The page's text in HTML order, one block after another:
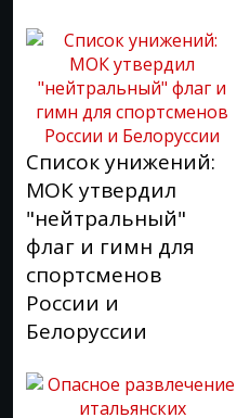
Список унижений:
МОК утвердил
"нейтральный"
флаг и гимн для
спортсменов
России и
Белоруссии